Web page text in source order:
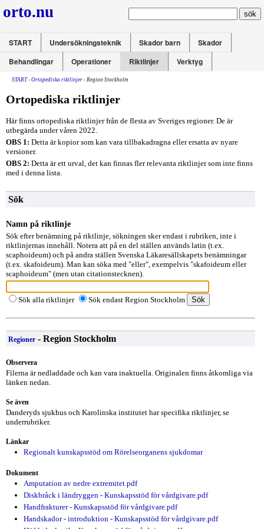
orto.nu
START Undersökningsteknik Skador barn
Skador
Behandlingar
Operationer Riktlinjer Verktyg
START- Ortopediska riktlinjer - Region Stockholm
Ortopediska riktlinjer
Här finns ortopediska riktlinjer från de flesta av Sveriges regioner. De är
utbegärda under våren 2022.
OBS 1: Detta är kopior som kan vara tillbakadragna eller ersatta av nyare
versioner.
OBS 2: Detta är ett urval, det kan finnas fler relevanta riktlinjer som inte finns
med i denna lista.
Sök
Namn på riktlinje
Sök efter benämning på riktlinje, sökningen sker endast i rubriken, inte i
riktlinjernas innehåll. Notera att på en del ställen används latin (t.ex.
scaphoideum) och på andra ställen Svenska Läkaresällskapets benämningar
(t.ex. skafoideum). Man kan söka med "eller", exempelvis "skafoideum eller
scaphoideum" (men utan citationstecknen).
Sök alla riktlinjer Sök endast Region Stockholm
Regioner - Region Stockholm
Observera
Filerna är nedladdade och kan vara inaktuella. Originalen finns åtkomliga via
länken nedan.
Se även
Danderyds sjukhus och Karolinska institutet har specifika riktlinjer, se
underrubriker.
Länkar
Regionalt kunskapsstöd om Rörelseorganens sjukdomar
Dokument
Amputation av nedre extremitet.pdf
Diskbråck i ländryggen - Kunskapsstöd för vårdgivare.pdf
Handfrakturer - Kunskapsstöd för vårdgivare.pdf
Handskador - introduktion - Kunskapsstöd för vårdgivare.pdf